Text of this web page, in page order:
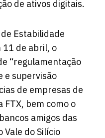
de ativos digitais.
Estabilidade
11 de abril, o
“regulamentação
e supervisão
de empresas de
bem como o
amigos das
do Silício